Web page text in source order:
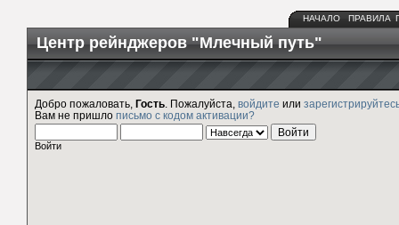
НАЧАЛО ПРАВИЛА
Центр рейнджеров "Млечный путь"
Добро пожаловать, Гость . Пожалуйста, войдите или
Вам не пришло письмо с кодом активации?
Войти